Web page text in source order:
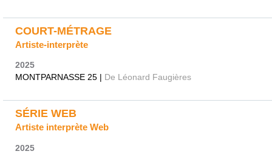
COURT-MÉTRAGE
Artiste-interprète
2025
MONTPARNASSE 25 | De Léonard Faugières
SÉRIE WEB
Artiste interprète Web
2025